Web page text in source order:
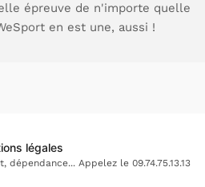
épreuve de n'importe quelle
en est une, aussi !
légales
Appelez le 09.74.75.13.13